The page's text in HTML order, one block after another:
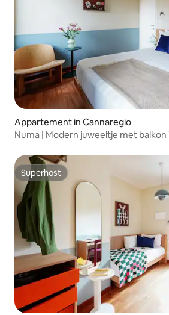
Appartement in Cannaregio
Numa | Modern juweeltje met balkon
Superhost
Superhost